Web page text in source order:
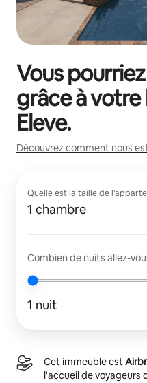
Vous
grâce à
Eleve.
Découvrez comment nous
Quelle est la taille de
1 chambre
Combien de nuits allez-
1 nuit
Cet immeuble est
l'accueil de